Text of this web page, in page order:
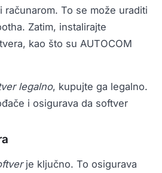
računarom. To se može uraditi
Zatim, instalirajte
kao što su AUTOCOM
legalno, kupujte ga legalno.
i osigurava da softver
je ključno. To osigurava